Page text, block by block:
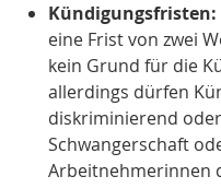
Kündigungsfristen:
eine Frist von zwei
kein Grund für die
allerdings dürfen
diskriminierend
Schwangerschaft
Arbeitnehmerinnen